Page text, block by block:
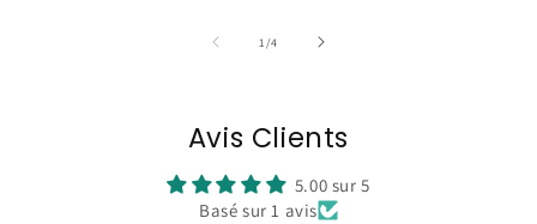
1/de
4
Avis Clients
5.00 sur 5
Basé sur 1 avis